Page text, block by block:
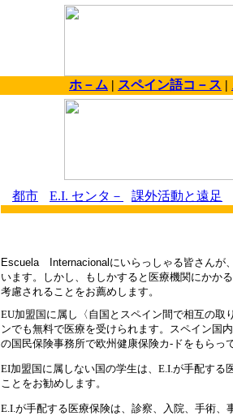
ホ－ム | スペイン語コ－ス |
都市 E.I. センタ－ 課外活動と遠足
Escuela Internacional にいらっしゃる皆さんが
います。しかし 、 もしかすると 医療機関にかかる
考慮されることをお薦めします。
EU加盟国に属し〈自国とスペイン間で相互の
ンでも無料で医療を受けられます。スペイン国
の国民保険事務所で欧州健康保険カ-ドをもら
EI加盟国に属しない国の学生は、 E.I.が手配する
ことをお勧めします。
E.I.が手配する医療保険は、診察、入院、手術